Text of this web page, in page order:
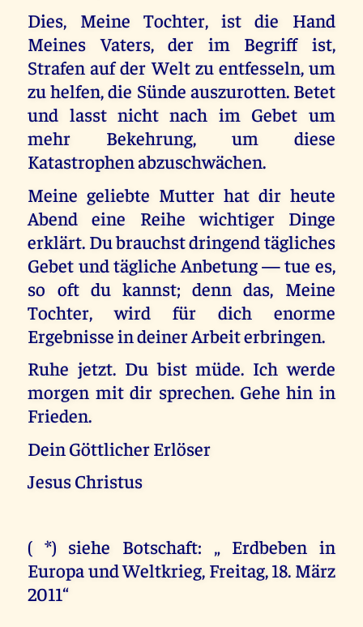
Dies, Meine Tochter, ist die Hand
Meines Vaters, der im Begriff ist,
Strafen auf der Welt zu entfesseln, um
zu helfen, die Sünde auszurotten. Betet
und lasst nicht nach im Gebet um
mehr Bekehrung, um diese
Katastrophen abzuschwächen.
Meine geliebte Mutter hat dir heute
Abend eine Reihe wichtiger Dinge
erklärt. Du brauchst dringend tägliches
Gebet und tägliche Anbetung — tue es,
so oft du kannst; denn das, Meine
Tochter, wird für dich enorme
Ergebnisse in deiner Arbeit erbringen.
Ruhe jetzt. Du bist müde. Ich werde
morgen mit dir sprechen. Gehe hin in
Frieden.
Dein Göttlicher Erlöser
Jesus Christus
( *) siehe Botschaft: „ Erdbeben in
Europa und Weltkrieg, Freitag, 18. März
2011“